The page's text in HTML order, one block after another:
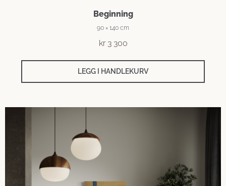
Beginning
90 × 140 cm
kr3 300
LEGG I HANDLEKURV